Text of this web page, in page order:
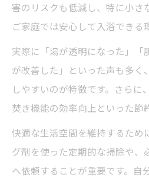
害のリスクも低減し、特に小さ
ご家庭では安心して入浴できる
実際に「湯が透明になった」「
が改善した」といった声も多く
しやすいのが特徴です。さらに
焚き機能の効率向上といった節
快適な生活空間を維持するため
グ剤を使った定期的な掃除や、
へ依頼することが重要です。自